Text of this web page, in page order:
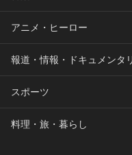
アニメ・ヒーロー
報道・情報・ドキュメンタ
スポーツ
料理・旅・暮らし